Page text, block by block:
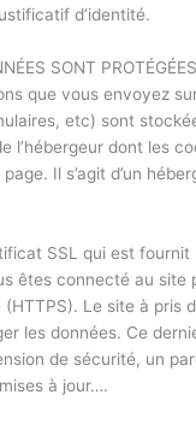
d’identité.
SONT
que vous envoyez
etc) sont
l’hébergeur dont les
Il s’agit d’un
SSL qui est fournit
êtes connecté au site
Le site à pris
les données. Ce
de sécurité, un
à jour….